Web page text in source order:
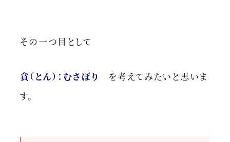
その一つ目として
貪（とん）：むさぼり
を考えてみたいと思いま
す。